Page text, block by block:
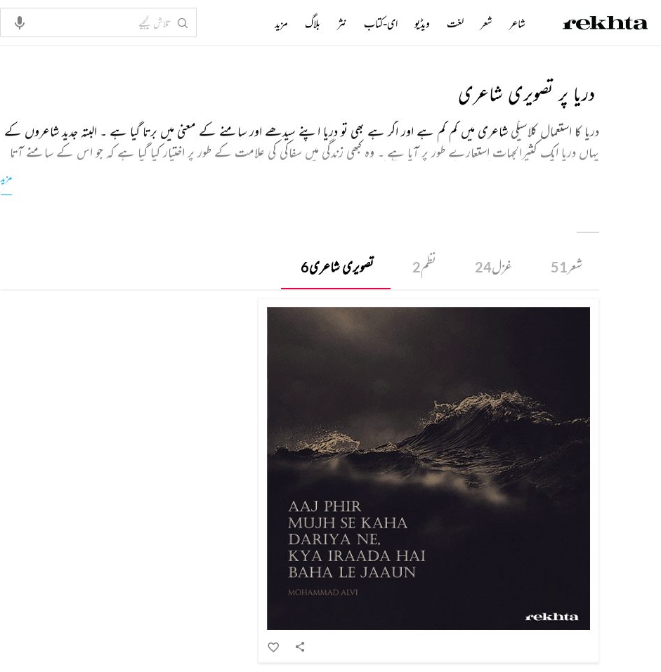
دریا پر تصویری شاعری
دریا کا استعمال کلاسیکیشاعری میں کم کم ہے اور اگر ہے بھی تو دریا اپنے سیدھے اور سامنے کے معنی میں برتا گیا ہے ۔ البتہ جدید شاعروں کے
یہاں دریا ایک کثیرالجہات استعارے طور پر آیا ہے ۔ وہ کبھی زندگی میں سفاکی کی علامت کے طور پر اختیار کیا گیا ہے کہ جو اس کے سامنے آتا
ہے اسے بہا لے جاتا اور کبھی اس کی روانی کو زندگی کی حرکت اور اس کی توانائی کے استعارے کے طور پر استعمال کیا گیا ہے ۔ دریا پر ہمارا یہمزید
شعر51 غزل24 نظم2 تصویری شاعری6
شاعر شعر لغت ویڈیو ای-کتاب نثر بلاگ مزید